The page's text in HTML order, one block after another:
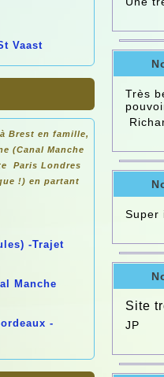
Vaast
Brest en famille,
(Canal Manche
Paris Londres
!) en partant
-Trajet
Manche
-
Très
Super
Site
JP